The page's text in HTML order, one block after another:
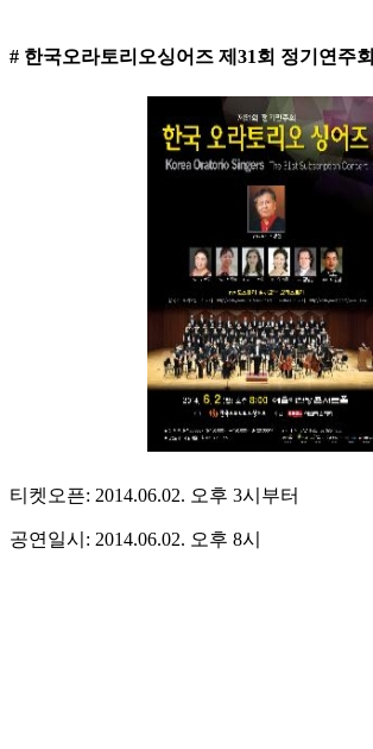
# 한국오라토리오싱어즈 제31회 정기연주회
티켓오픈: 2014.06.02. 오후 3시부터
공연일시: 2014.06.02. 오후 8시